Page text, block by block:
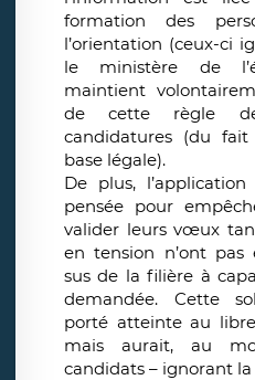
formation des
l’orientation (ceux-ci
le ministère de
maintient
de cette règle
candidatures (du
base légale).
De plus,
pensée pour
valider leurs vœux
en tension n’ont pas
sus de la filière à
demandée. Cette
porté atteinte au
mais aurait, au
candidats – ignorant